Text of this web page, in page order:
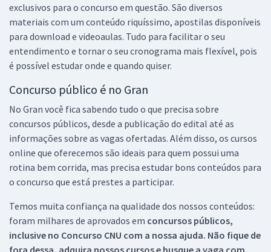
exclusivos para o concurso em questão. São diversos
materiais com um conteúdo riquíssimo, apostilas disponíveis
para download e videoaulas. Tudo para facilitar o seu
entendimento e tornar o seu cronograma mais flexível, pois
é possível estudar onde e quando quiser.
Concurso público é no Gran
No Gran você fica sabendo tudo o que precisa sobre
concursos públicos, desde a publicação do edital até as
informações sobre as vagas ofertadas. Além disso, os cursos
online que oferecemos são ideais para quem possui uma
rotina bem corrida, mas precisa estudar bons conteúdos para
o concurso que está prestes a participar.
Temos muita confiança na qualidade dos nossos conteúdos:
foram milhares de aprovados em concursos públicos,
inclusive no Concurso CNU com a nossa ajuda. Não fique de
fora dessa, adquira nossos cursos e busque a vaga com